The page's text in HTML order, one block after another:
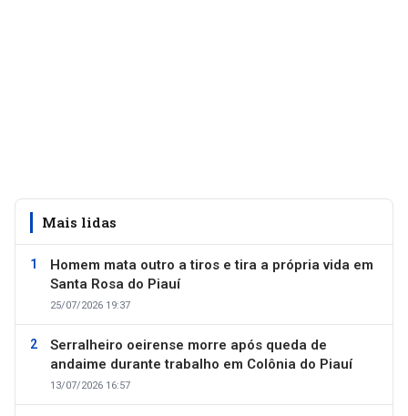
Mais lidas
Homem mata outro a tiros e tira a própria vida em
Santa Rosa do Piauí
25/07/2026 19:37
Serralheiro oeirense morre após queda de
andaime durante trabalho em Colônia do Piauí
13/07/2026 16:57